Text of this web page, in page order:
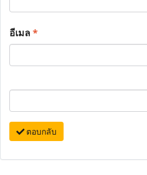
อีเมล*
ตอบกลับ